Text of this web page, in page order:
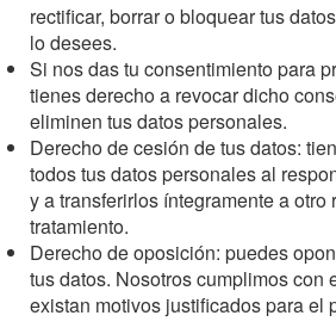
rectificar, borrar o bloquear tus
lo desees.
Si nos das tu consentimiento para
tienes derecho a revocar dicho
eliminen tus datos personales.
Derecho de cesión de tus datos:
todos tus datos personales al
y a transferirlos íntegramente a otro
tratamiento.
Derecho de oposición: puedes
tus datos. Nosotros cumplimos con
existan motivos justificados para el